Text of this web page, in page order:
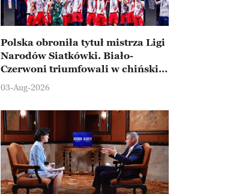
Polska obroniła tytuł mistrza Ligi
Narodów Siatkówki. Biało-
Czerwoni triumfowali w chińskim
Ningbo
03-Aug-2026